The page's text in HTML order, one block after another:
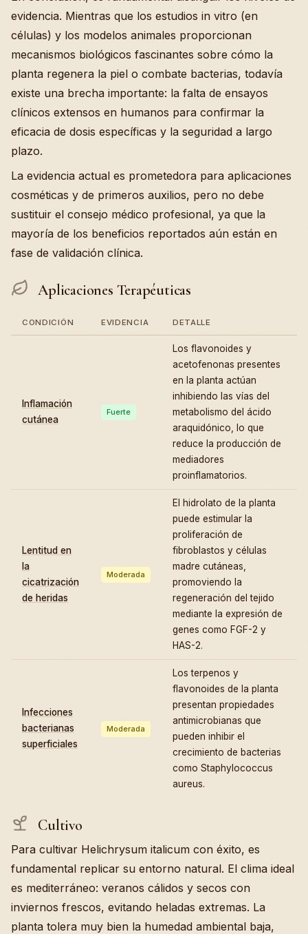
evidencia. Mientras que los estudios in vitro (en
células) y los modelos animales proporcionan
mecanismos biológicos fascinantes sobre cómo la
planta regenera la piel o combate bacterias, todavía
existe una brecha importante: la falta de ensayos
clínicos extensos en humanos para confirmar la
eficacia de dosis específicas y la seguridad a largo
plazo.
La evidencia actual es prometedora para aplicaciones
cosméticas y de primeros auxilios, pero no debe
sustituir el consejo médico profesional, ya que la
mayoría de los beneficios reportados aún están en
fase de validación clínica.
Aplicaciones Terapéuticas
CONDICIÓN EVIDENCIA DETALLE
Inflamación
cutánea
Fuerte
Los flavonoides y
acetofenonas presentes
en la planta actúan
inhibiendo las vías del
metabolismo del ácido
araquidónico, lo que
reduce la producción de
mediadores
proinflamatorios.
Lentitud en
la
cicatrización
de heridas
Moderada
El hidrolato de la planta
puede estimular la
proliferación de
fibroblastos y células
madre cutáneas,
promoviendo la
regeneración del tejido
mediante la expresión de
genes como FGF-2 y
HAS-2.
Infecciones
bacterianas
superficiales
Moderada
Los terpenos y
flavonoides de la planta
presentan propiedades
antimicrobianas que
pueden inhibir el
crecimiento de bacterias
como Staphylococcus
aureus.
Cultivo
Para cultivar Helichrysum italicum con éxito, es
fundamental replicar su entorno natural. El clima ideal
es mediterráneo: veranos cálidos y secos con
inviernos frescos, evitando heladas extremas. La
planta tolera muy bien la humedad ambiental baja,